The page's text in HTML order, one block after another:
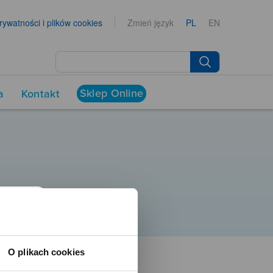
O plikach cookies
i plików cookies Zmień język PL EN
Kontakt Sklep Online